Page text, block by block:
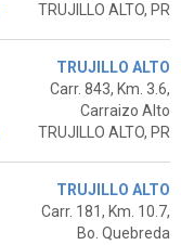
TRUJILLO ALTO, PR
TRUJILLO ALTO
Carr. 843, Km. 3.6,
Carraizo Alto
TRUJILLO ALTO, PR
TRUJILLO ALTO
Carr. 181, Km. 10.7,
Bo. Quebreda